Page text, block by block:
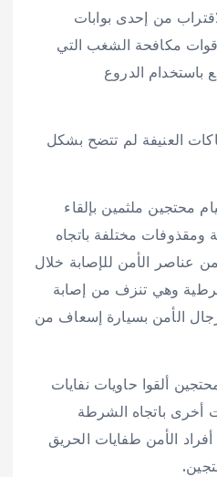
من إحدى بوابات
مكافحة الشغب التي
باستخدام الدروع
العنيفة لم تتضح بشكل
محتجين ملثمين بإلقاء
ومقذوفات مختلفة باتجاه
عناصر الأمن للإصابة خلال
وهي تنزف من إصابة
الأمن بسيارة إسعاف من
ألقوا حاويات نفايات
أخرى باتجاه الشرطة
الأمن طفايات الحريق